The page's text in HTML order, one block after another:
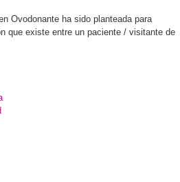
Ovodonante ha sido planteada para
que existe entre un paciente / visitante de